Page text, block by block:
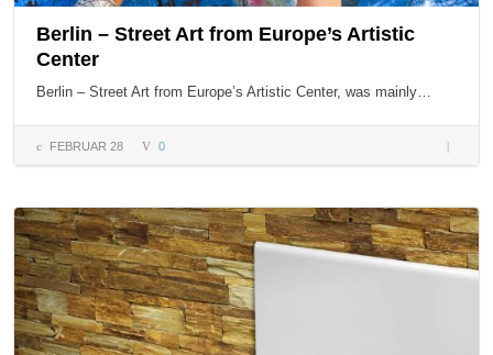
Berlin – Street Art from Europe’s Artistic
Center
Berlin – Street Art from Europe’s Artistic Center, was mainly…
FEBRUAR 28 0
Street
Artistic
Center